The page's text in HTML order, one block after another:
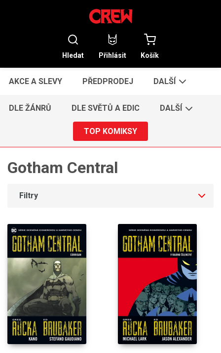
Hledat Přihlásit Košík
AKCE A SLEVY PŘEDPRODEJ DALŠÍ
DLE ŽÁNRŮ DLE SVĚTŮ A EDIC DALŠÍ
TOP KOMIKSY
Gotham Central
Filtry